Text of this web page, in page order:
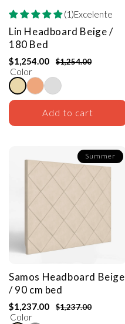
(1)Excelente
Lin Headboard Beige /
180 Bed
$1,254.00 $1,254.00
Color
Add to cart
Summer
Samos Headboard Beige
/ 90 cm bed
$1,237.00 $1,237.00
Color